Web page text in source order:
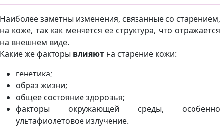
Наиболее заметны изменения, связанные со старением,
на коже, так как меняется ее структура, что отражается
на внешнем виде.
Какие же факторы влияют на старение кожи:
генетика;
образ жизни;
общее состояние здоровья;
факторы окружающей среды, особенно
ультафиолетовое излучение.